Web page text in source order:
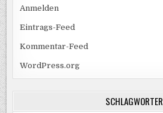
Anmelden
Eintrags-Feed
Kommentar-Feed
WordPress.org
SCHLAGWÖRTER